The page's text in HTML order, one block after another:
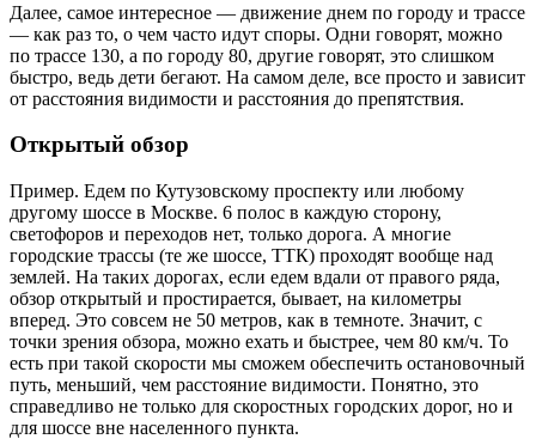
Далее, самое интересное — движение днем по городу и трассе
— как раз то, о чем часто идут споры. Одни говорят, можно
по трассе 130, а по городу 80, другие говорят, это слишком
быстро, ведь дети бегают. На самом деле, все просто и зависит
от расстояния видимости и расстояния до препятствия.
Открытый обзор
Пример. Едем по Кутузовскому проспекту или любому
другому шоссе в Москве. 6 полос в каждую сторону,
светофоров и переходов нет, только дорога. А многие
городские трассы (те же шоссе, ТТК) проходят вообще над
землей. На таких дорогах, если едем вдали от правого ряда,
обзор открытый и простирается, бывает, на километры
вперед. Это совсем не 50 метров, как в темноте. Значит, с
точки зрения обзора, можно ехать и быстрее, чем 80 км/ч. То
есть при такой скорости мы сможем обеспечить остановочный
путь, меньший, чем расстояние видимости. Понятно, это
справедливо не только для скоростных городских дорог, но и
для шоссе вне населенного пункта.